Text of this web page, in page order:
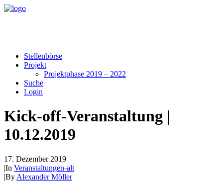
Stellenbörse
Projekt
Projektphase 2019 – 2022
Suche
Login
Kick-off-Veranstaltung |
10.12.2019
17. Dezember 2019
|In Veranstaltungen-alt
|By Alexander Möller